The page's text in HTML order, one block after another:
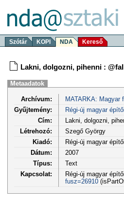
Szótár KOPI NDA Kereső
Lakni, dolgozni, pihenni :
Metaadatok
Archívum:
MATARKA: Magyar
Gyűjtemény:
Régi-új magyar
Cím:
Lakni, dolgozni,
Létrehozó:
Szegő György
Kiadó:
Régi-új magyar
Dátum:
2007
Típus:
Text
Kapcsolat:
Régi-új magyar
fusz=26910